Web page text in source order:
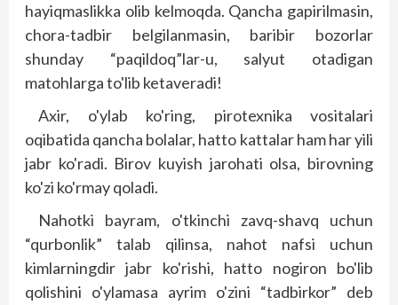
hayiqmaslikka olib kelmoqda. Qancha gapirilmasin,
chora-tadbir belgilanmasin, baribir bozorlar
shunday “paqildoq”lar-u, salyut otadigan
matohlarga to'lib ketaveradi!
Axir, o'ylab ko'ring, pirotexnika vositalari
oqibatida qancha bolalar, hatto kattalar ham har yili
jabr ko'radi. Birov kuyish jarohati olsa, birovning
ko'zi ko'rmay qoladi.
Nahotki bayram, o'tkinchi zavq-shavq uchun
“qurbonlik” talab qilinsa, nahot nafsi uchun
kimlarningdir jabr ko'rishi, hatto nogiron bo'lib
qolishini o'ylamasa ayrim o'zini “tadbirkor” deb